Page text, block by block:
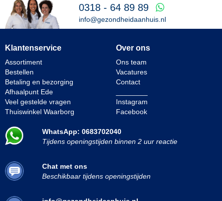
0318 - 64 89 89
info@gezondheidaanhuis.nl
Klantenservice
Assortiment
Bestellen
Betaling en bezorging
Afhaalpunt Ede
Veel gestelde vragen
Thuiswinkel Waarborg
Over ons
Ons team
Vacatures
Contact
Instagram
Facebook
WhatsApp: 0683702040
Tijdens openingstijden binnen 2 uur reactie
Chat met ons
Beschikbaar tijdens openingstijden